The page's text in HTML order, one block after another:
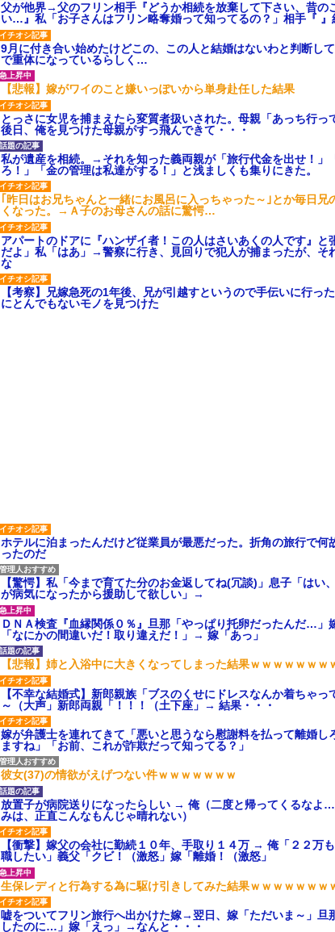
父が他界→父のフリン相手『どうか相続を放棄して下さい、昔の
い…』私「お子さんはフリン略奪婚って知ってるの？」相手『
9月に付き合い始めたけどこの、この人と結婚はないわと判断し
で重体になっているらしく…
【悲報】嫁がワイのこと嫌いっぽいから単身赴任した結果
とっさに女児を捕まえたら変質者扱いされた。母親「あっち行っ
後日、俺を見つけた母親がすっ飛んできて・・・
私が遺産を相続。→それを知った義両親が「旅行代金を出せ！」
ろ！」「金の管理は私達がする！」と浅ましくも集りにきた。
｢昨日はお兄ちゃんと一緒にお風呂に入っちゃった～｣とか毎日
くなった。→Ａ子のお母さんの話に驚愕…
アパートのドアに『ハンザイ者！この人はさいあくの人です』と
だよ」私「はあ」→警察に行き、見回りで犯人が捕まったが、
な
【考察】兄嫁急死の1年後、兄が引越すというので手伝いに行っ
にとんでもないモノを見つけた
ホテルに泊まったんだけど従業員が最悪だった。折角の旅行で何
ったのだ
【驚愕】私「今まで育てた分のお金返してね(冗談)」息子「は
が病気になったから援助して欲しい」→
ＤＮＡ検査『血縁関係０％』旦那「やっぱり托卵だったんだ…」
「なにかの間違いだ！取り違えだ！」→ 嫁「あっ」
【悲報】姉と入浴中に大きくなってしまった結果ｗｗｗｗｗｗｗ
【不幸な結婚式】新郎親族「ブスのくせにドレスなんか着ちゃ
～（大声」新郎両親「！！！（土下座」→ 結果・・・
嫁が弁護士を連れてきて「悪いと思うなら慰謝料を払って離婚
ますね」「お前、これが詐欺だって知ってる？」
彼女(37)の情欲がえげつない件ｗｗｗｗｗｗｗ
放置子が病院送りになったらしい → 俺（二度と帰ってくるなよ
みは、正直こんなもんじゃ晴れない）
【衝撃】嫁父の会社に勤続１０年、手取り１４万 → 俺「２２万
職したい」義父「クビ！（激怒」嫁「離婚！（激怒」
生保レディと行為する為に駆け引きしてみた結果ｗｗｗｗｗｗｗ
嘘をついてフリン旅行へ出かけた嫁→翌日、嫁「ただいま～」旦
したのに…」嫁「えっ」→なんと・・・